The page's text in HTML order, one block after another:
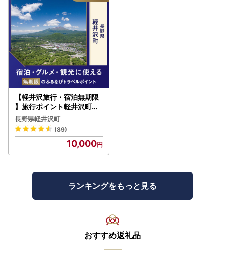
【軽井沢旅行・宿泊無期限
】旅行ポイント軽井沢町ふ
るなびトラベルポイント
長野県軽井沢町
(89)
10,000
ランキングをもっと見る
おすすめ返礼品